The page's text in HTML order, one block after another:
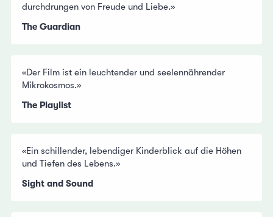
durchdrungen von Freude und Liebe.»
The Guardian
«Der Film ist ein leuchtender und seelennährender
Mikrokosmos.»
The Playlist
«Ein schillender, lebendiger Kinderblick auf die Höhen
und Tiefen des Lebens.»
Sight and Sound